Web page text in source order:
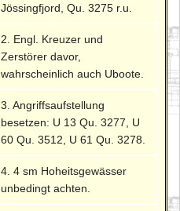
Jössingfjord, Qu. 3275 r.u.
2. Engl. Kreuzer und
Zerstörer davor,
wahrscheinlich auch Uboote.
3. Angriffsaufstellung
besetzen: U 13 Qu. 3277, U
60 Qu. 3512, U 61 Qu. 3278.
4. 4 sm Hoheitsgewässer
unbedingt achten.